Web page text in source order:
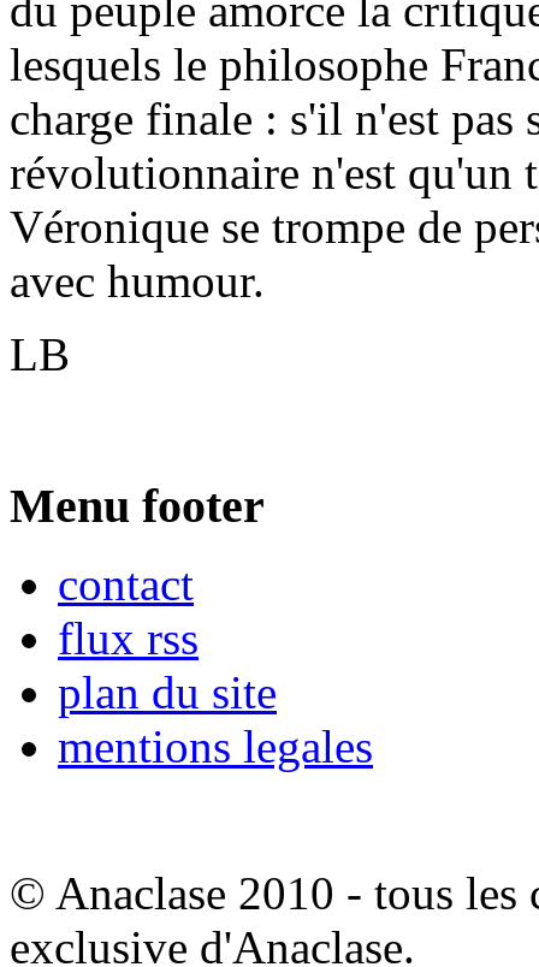
lesquels le philosophe
charge finale : s'il n'est pas
révolutionnaire n'est qu'un
Véronique se trompe de
avec humour.
LB
Menu footer
contact
flux rss
plan du site
mentions legales
© Anaclase 2010 - tous les
exclusive d'Anaclase.